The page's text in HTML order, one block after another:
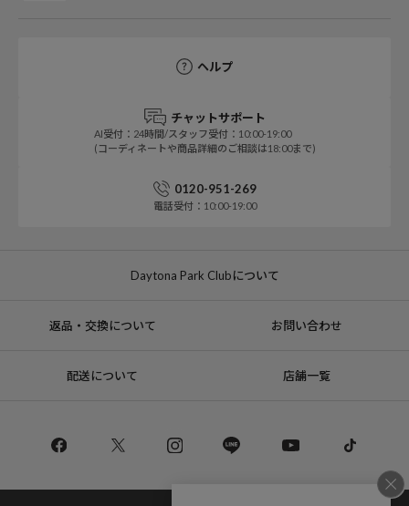
ヘルプ
チャットサポート
AI受付：24時間/スタッフ受付：10:00-19:00
(コーディネートや商品詳細のご相談は18:00まで)
0120-951-269
電話受付：10:00-19:00
Daytona Park Clubについて
返品・交換について お問い合わせ
配送について 店舗一覧